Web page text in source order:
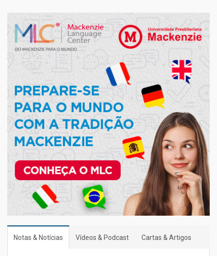
Notas & Notícias Vídeos & Podcast Cartas & Artigos